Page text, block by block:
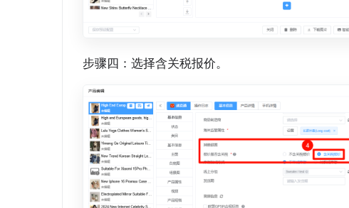
步骤四：选择含关税报价。